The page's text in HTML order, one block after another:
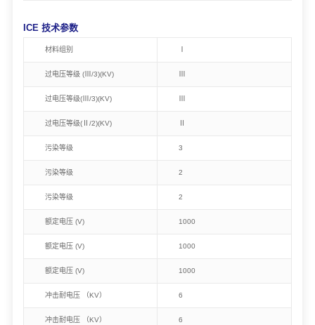
ICE 技术参数
材料组别
过电压等级 (Ⅲ/3)(KV)
过电压等级(Ⅲ/3)(KV)
过电压等级(Ⅱ/2)(KV)
污染等级 3
污染等级 2
污染等级 2
额定电压 (V) 1000
额定电压 (V) 1000
额定电压 (V) 1000
冲击耐电压 （KV） 6
冲击耐电压 （KV） 6